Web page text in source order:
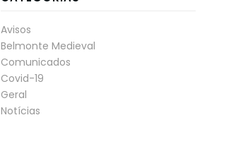
Avisos
Belmonte Medieval
Comunicados
Covid-19
Geral
Notícias